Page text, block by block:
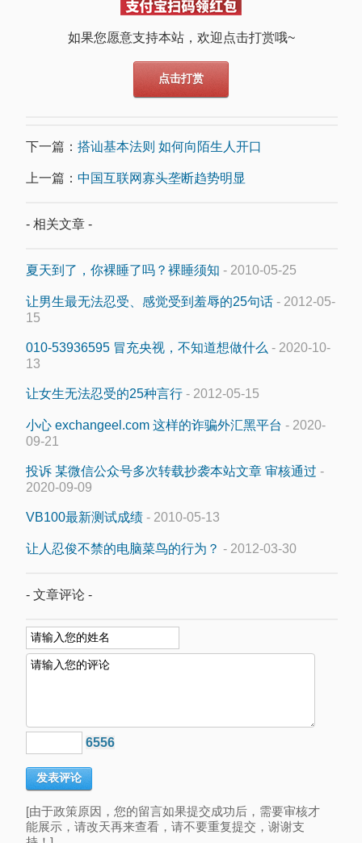
如果您愿意支持本站，欢迎点击打赏哦~
点击打赏
下一篇： 搭讪基本法则 如何向陌生人开口
上一篇： 中国互联网寡头垄断趋势明显
- 相关文章 -
夏天到了，你裸睡了吗？裸睡须知 - 2010-05-25
让男生最无法忍受、感觉受到羞辱的25句话 - 2012-05-
15
010-53936595 冒充央视，不知道想做什么 - 2020-10-
13
让女生无法忍受的25种言行 - 2012-05-15
小心 exchangeel.com 这样的诈骗外汇黑平台 - 2020-
09-21
投诉 某微信公众号多次转载抄袭本站文章 审核通过 -
2020-09-09
VB100最新测试成绩 - 2010-05-13
让人忍俊不禁的电脑菜鸟的行为？ - 2012-03-30
- 文章评论 -
6556
[由于政策原因，您的留言如果提交成功后，需要审核才
能展示，请改天再来查看，请不要重复提交，谢谢支